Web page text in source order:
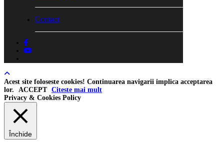
Contact
facebook
youtube
Acest site foloseste cookies! Continuarea navigarii implica acceptarea
lor.
ACCEPT Citeste mai mult
Privacy & Cookies Policy
Închide